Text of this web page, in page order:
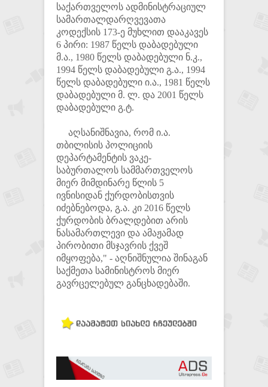
საქართველოს ადმინისტრაციულ
სამართალდარღვევათა
კოდექსის 173-ე მუხლით დააკავეს
6 პირი: 1987 წელს დაბადებული
მ.ა., 1980 წელს დაბადებული ნ.კ.,
1994 წელს დაბადებული გ.ა., 1994
წელს დაბადებული ი.ა., 1981 წელს
დაბადებული მ. ლ. და 2001 წელს
დაბადებული გ.ტ.
აღსანიშნავია, რომ ი.ა.
თბილისის პოლიციის
დეპარტამენტის ვაკე-
საბურთალოს სამმართველოს
მიერ მიმდინარე წლის 5
ივნისიდან ქურდობისთვის
იძებნებოდა, გ.ა. კი 2016 წელს
ქურდობის ბრალდებით არის
ნასამართლევი და ამაჟამად
პირობითი მსჯავრის ქვეშ
იმყოფება," - აღნიშნულია შინაგან
საქმეთა სამინისტროს მიერ
გავრცელებულ განცხადებაში.